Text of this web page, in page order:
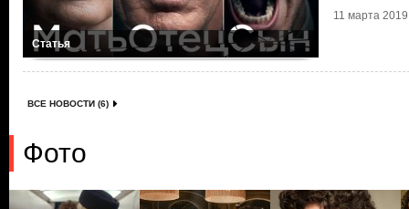
Статья
11 марта 2019
ВСЕ НОВОСТИ (6)
Фото